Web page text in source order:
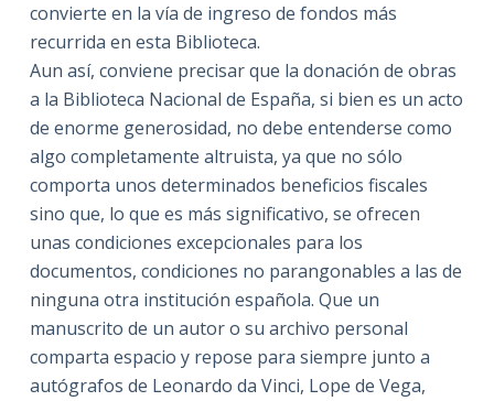
convierte en la vía de ingreso de fondos más
recurrida en esta Biblioteca.
Aun así, conviene precisar que la donación de obras
a la Biblioteca Nacional de España, si bien es un acto
de enorme generosidad, no debe entenderse como
algo completamente altruista, ya que no sólo
comporta unos determinados beneficios fiscales
sino que, lo que es más significativo, se ofrecen
unas condiciones excepcionales para los
documentos, condiciones no parangonables a las de
ninguna otra institución española. Que un
manuscrito de un autor o su archivo personal
comparta espacio y repose para siempre junto a
autógrafos de Leonardo da Vinci, Lope de Vega,